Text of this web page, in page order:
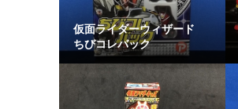
仮面ライダーウィザード
ちびコレバック